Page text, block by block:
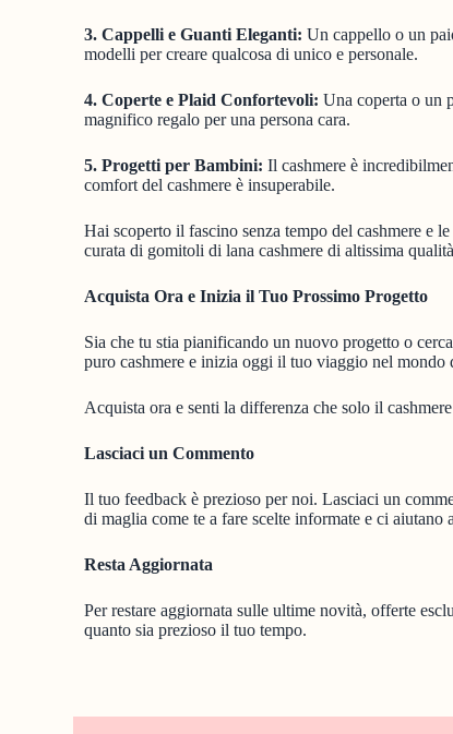
3. Cappelli e Guanti Eleganti: Un cappello o un
modelli per creare qualcosa di unico e personale.
4. Coperte e Plaid Confortevoli: Una coperta o un
magnifico regalo per una persona cara.
5. Progetti per Bambini: Il cashmere è
comfort del cashmere è insuperabile.
Hai scoperto il fascino senza tempo del cashmere e
curata di gomitoli di lana cashmere di altissima
Acquista Ora e Inizia il Tuo Prossimo Progetto
Sia che tu stia pianificando un nuovo progetto o
puro cashmere e inizia oggi il tuo viaggio nel mondo
Acquista ora e senti la differenza che solo il
Lasciaci un Commento
Il tuo feedback è prezioso per noi. Lasciaci un
di maglia come te a fare scelte informate e ci
Resta Aggiornata
Per restare aggiornata sulle ultime novità, offerte
quanto sia prezioso il tuo tempo.